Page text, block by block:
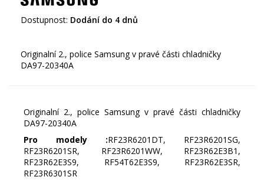
Dostupnost: Dodání do 4 dnů
Originalní 2., police Samsung v pravé části chladničky
Originalní 2., police Samsung v pravé části chladničky
DA97-20340A
Pro modely :RF23R6201DT, RF23R6201SG,
RF23R6201SR, RF23R6201WW, RF23R62E3B1,
RF23R62E3S9, RF54T62E3S9, RF23R62E3SR,
RF23R6301SR